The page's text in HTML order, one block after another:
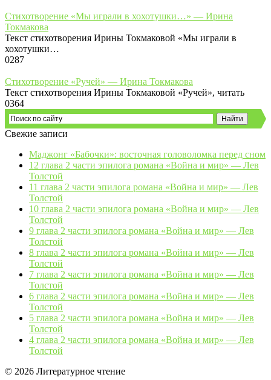
Стихотворение «Мы играли в хохотушки…» — Ирина
Токмакова
Текст стихотворения Ирины Токмаковой «Мы играли в
хохотушки…
0287
Стихотворение «Ручей» — Ирина Токмакова
Текст стихотворения Ирины Токмаковой «Ручей», читать
0364
Свежие записи
Маджонг «Бабочки»: восточная головоломка перед сном
12 глава 2 части эпилога романа «Война и мир» — Лев
Толстой
11 глава 2 части эпилога романа «Война и мир» — Лев
Толстой
10 глава 2 части эпилога романа «Война и мир» — Лев
Толстой
9 глава 2 части эпилога романа «Война и мир» — Лев
Толстой
8 глава 2 части эпилога романа «Война и мир» — Лев
Толстой
7 глава 2 части эпилога романа «Война и мир» — Лев
Толстой
6 глава 2 части эпилога романа «Война и мир» — Лев
Толстой
5 глава 2 части эпилога романа «Война и мир» — Лев
Толстой
4 глава 2 части эпилога романа «Война и мир» — Лев
Толстой
© 2026 Литературное чтение